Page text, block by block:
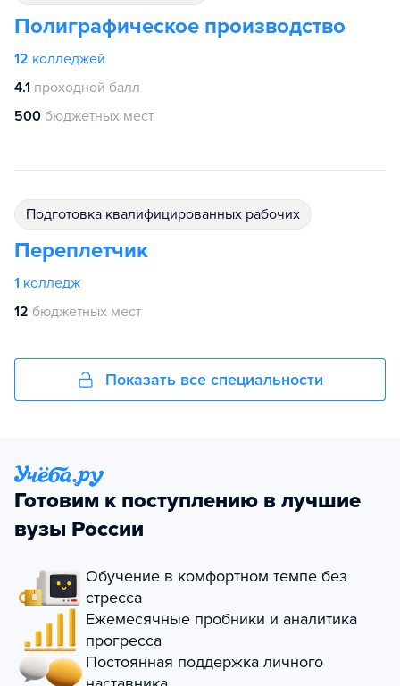
Полиграфическое производство
12 колледжей
4.1 проходной балл
500 бюджетных мест
подготовка квалифицированных рабочих
Переплетчик
1 колледж
12 бюджетных мест
Показать все специальности
Готовим к поступлению в лучшие
вузы России
Обучение в комфортном темпе без
стресса
Ежемесячные пробники и аналитика
прогресса
Постоянная поддержка личного